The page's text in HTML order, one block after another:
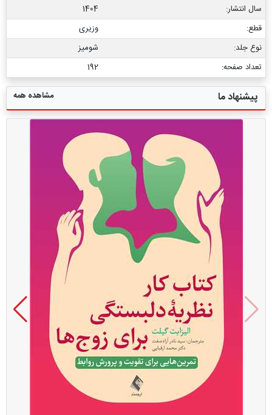
سال انتشار:
1404
قطع:
وزیری
نوع جلد:
شومیز
تعداد صفحه:
192
پیشنهاد ما مشاهده همه